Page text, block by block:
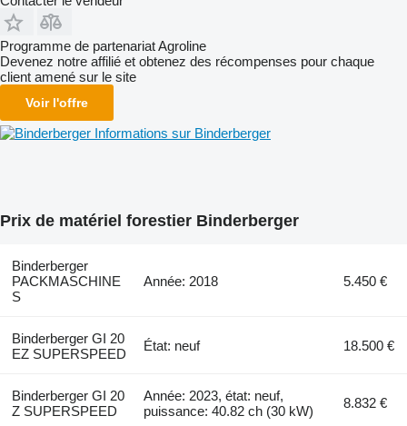
Programme de partenariat Agroline
Devenez notre affilié et obtenez des récompenses pour chaque
client amené sur le site
Voir l'offre
Informations sur Binderberger
Prix de matériel forestier Binderberger
Binderberger
PACKMASCHINE
S
Année: 2018 5.450 €
Binderberger GI 20
EZ SUPERSPEED
État: neuf 18.500 €
Binderberger GI 20
Z SUPERSPEED
Année: 2023, état: neuf,
puissance: 40.82 ch (30 kW)
8.832 €